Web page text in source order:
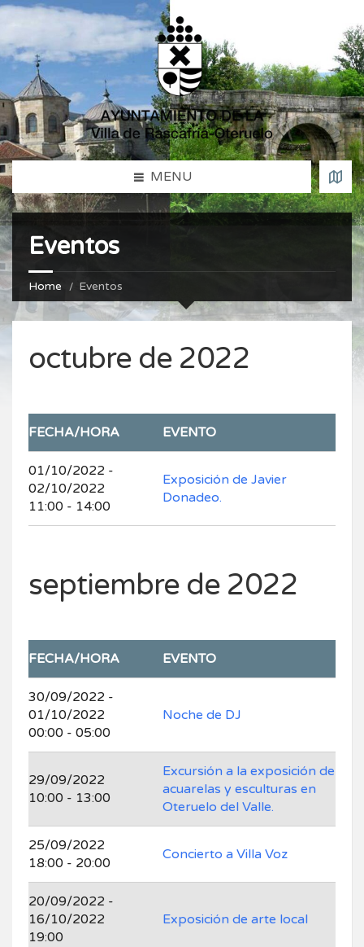
MENU
Eventos
Home Eventos
octubre de 2022
FECHA/HORA EVENTO
01/10/2022 -
02/10/2022
11:00 - 14:00
Exposición de Javier
Donadeo.
septiembre de 2022
FECHA/HORA EVENTO
30/09/2022 -
01/10/2022
00:00 - 05:00
Noche de DJ
29/09/2022
10:00 - 13:00
Excursión a la exposición de
acuarelas y esculturas en
Oteruelo del Valle.
25/09/2022
18:00 - 20:00
Concierto a Villa Voz
20/09/2022 -
16/10/2022
19:00
Exposición de arte local